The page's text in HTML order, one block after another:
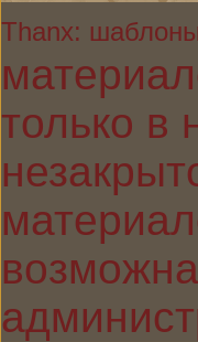
Thanx:
только в